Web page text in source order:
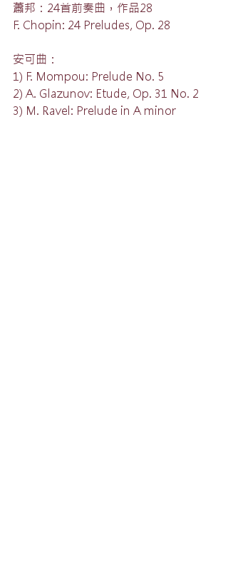
蕭邦：24首前奏曲，作品28
F. Chopin: 24 Preludes, Op. 28
安可曲：
1) F. Mompou: Prelude No. 5
2) A. Glazunov: Etude, Op. 31 No. 2
3) M. Ravel: Prelude in A minor